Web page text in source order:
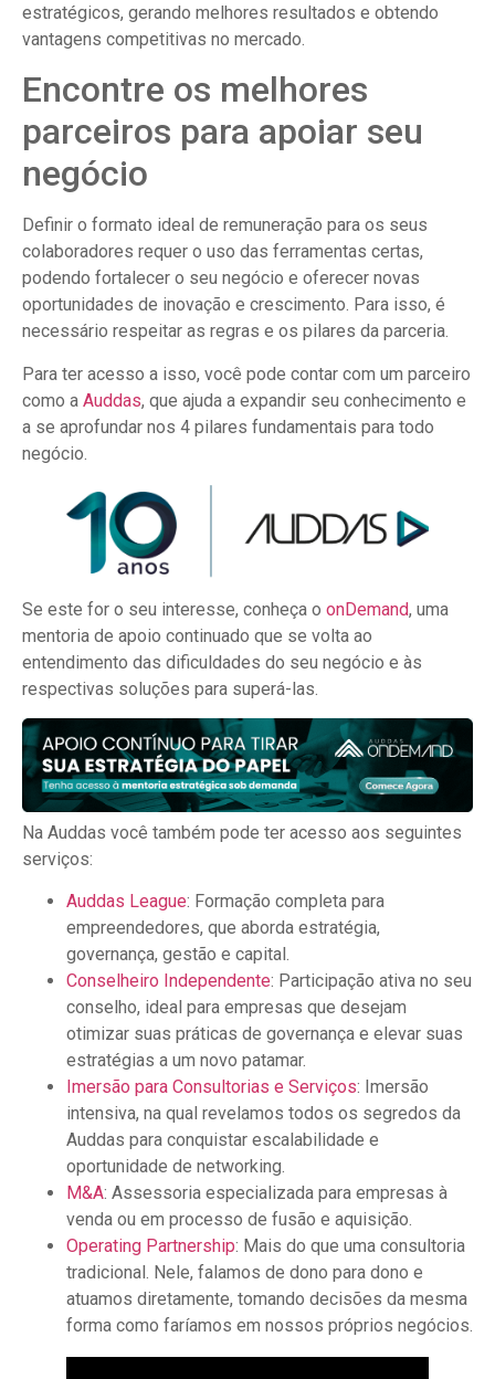
estratégicos, gerando melhores resultados e obtendo
vantagens competitivas no mercado.
Encontre os melhores
parceiros para apoiar seu
negócio
Definir o formato ideal de remuneração para os seus
colaboradores requer o uso das ferramentas certas,
podendo fortalecer o seu negócio e oferecer novas
oportunidades de inovação e crescimento. Para isso, é
necessário respeitar as regras e os pilares da parceria.
Para ter acesso a isso, você pode contar com um parceiro
como a Auddas, que ajuda a expandir seu conhecimento e
a se aprofundar nos 4 pilares fundamentais para todo
negócio.
Se este for o seu interesse, conheça o onDemand, uma
mentoria de apoio continuado que se volta ao
entendimento das dificuldades do seu negócio e às
respectivas soluções para superá-las.
Na Auddas você também pode ter acesso aos seguintes
serviços:
Auddas League: Formação completa para
empreendedores, que aborda estratégia,
governança, gestão e capital.
Conselheiro Independente: Participação ativa no seu
conselho, ideal para empresas que desejam
otimizar suas práticas de governança e elevar suas
estratégias a um novo patamar.
Imersão para Consultorias e Serviços: Imersão
intensiva, na qual revelamos todos os segredos da
Auddas para conquistar escalabilidade e
oportunidade de networking.
M&A: Assessoria especializada para empresas à
venda ou em processo de fusão e aquisição.
Operating Partnership: Mais do que uma consultoria
tradicional. Nele, falamos de dono para dono e
atuamos diretamente, tomando decisões da mesma
forma como faríamos em nossos próprios negócios.